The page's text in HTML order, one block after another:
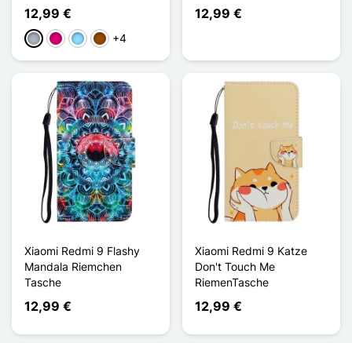
12,99 €
GrauMagenta
HellblauBraun
+4
12,99 €
Xiaomi Redmi 9 Flashy
Mandala Riemchen
Tasche
12,99 €
Xiaomi Redmi 9 Katze
Don't Touch Me
RiemenTasche
12,99 €